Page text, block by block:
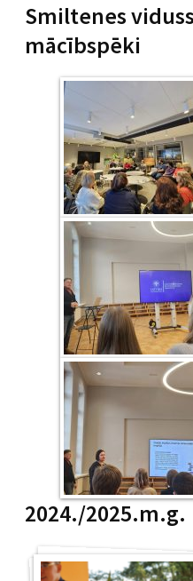
Smiltenes
mācībspēki
2024./2025.m.g.